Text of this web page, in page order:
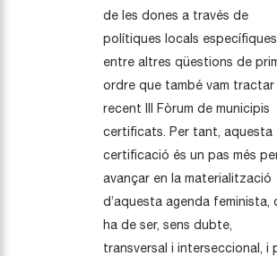
de les dones a través de
polítiques locals
entre altres qüestions de
ordre que també vam tractar
recent III Fòrum de municipis
certificats. Per tant, aquesta
certificació és un pas més
avançar en la materialització
d’aquesta agenda feminista,
ha de ser, sens dubte,
transversal i interseccional, i